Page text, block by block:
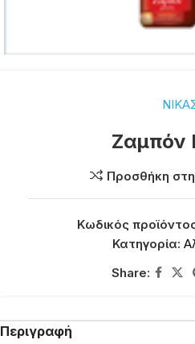
Ζαμπόν
Προσθήκη στη
Κωδικός
Κατηγορία:
Share:
Περιγραφή